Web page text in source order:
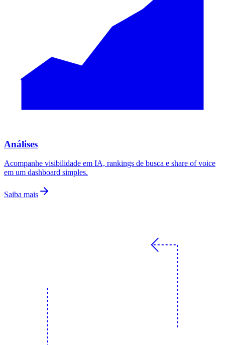
Análises
Acompanhe visibilidade em IA, rankings de busca e share of voice
em um dashboard simples.
Saiba mais